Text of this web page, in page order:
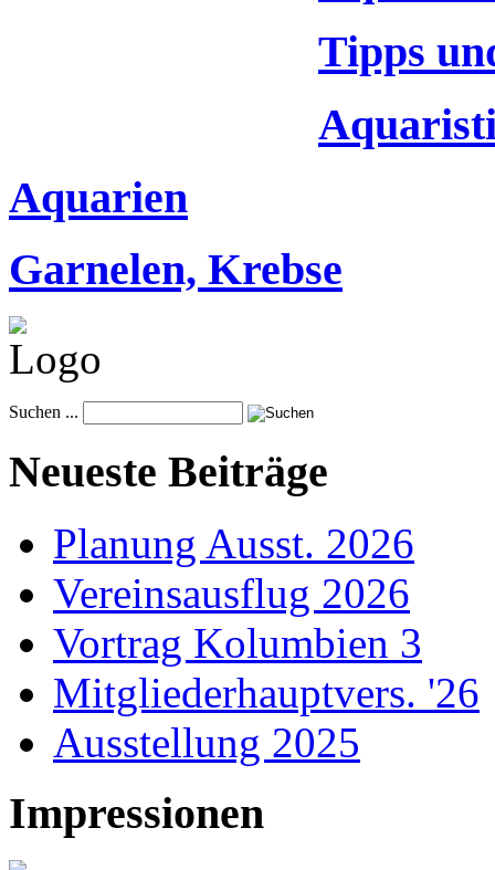
Tipps
Aquarien
Garnelen, Krebse
Suchen ...
Neueste Beiträge
Planung Ausst. 2026
Vereinsausflug 2026
Vortrag Kolumbien 3
Mitgliederhauptvers. '26
Ausstellung 2025
Impressionen